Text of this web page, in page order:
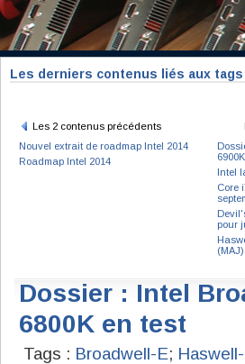
Les derniers contenus liés aux
Les 2 contenus précédents
Nouvel extrait de roadmap Intel 2014
Roadmap Intel 2014
Intel
Core
pour
(MAJ)
Dossier : Intel
6800K en test
Tags : Broadwell-E;